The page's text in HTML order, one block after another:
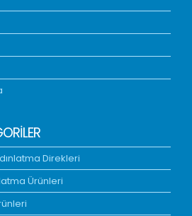
Direkleri
Ürünleri